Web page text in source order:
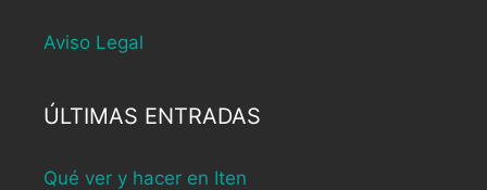
Aviso Legal
ÚLTIMAS ENTRADAS
Qué ver y hacer en Iten